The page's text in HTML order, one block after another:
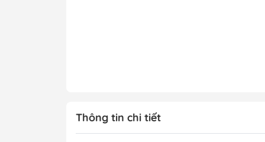
Thông tin chi tiết